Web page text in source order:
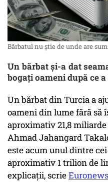
Bărbatul nu știe de unde are
Un bărbat și-a dat
bogați oameni după ce
Un bărbat din Turcia a
oameni din lume fără să
aproximativ 21,8
Ahmad Jahangard
este acum unul dintre
aproximativ 1 trilion de
explicații, scrieEuronews